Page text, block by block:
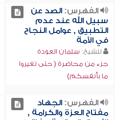
الفهرس:الصد عن
سبيل الله عند عدم
التطبيق , عوامل النجاح
في الأمة
للشيخ: سلمان العودة
جزء من محاضرة ( حتى تغيروا
ما بأنفسكم)
الفهرس:الجهاد
مفتاح العزة والكرامة ,